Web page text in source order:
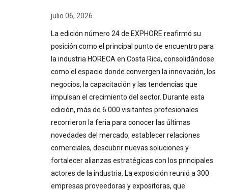
julio 06, 2026
La edición número 24 de EXPHORE reafirmó su
posición como el principal punto de encuentro para
la industria HORECA en Costa Rica, consolidándose
como el espacio donde convergen la innovación, los
negocios, la capacitación y las tendencias que
impulsan el crecimiento del sector. Durante esta
edición, más de 6.000 visitantes profesionales
recorrieron la feria para conocer las últimas
novedades del mercado, establecer relaciones
comerciales, descubrir nuevas soluciones y
fortalecer alianzas estratégicas con los principales
actores de la industria. La exposición reunió a 300
empresas proveedoras y expositoras, que